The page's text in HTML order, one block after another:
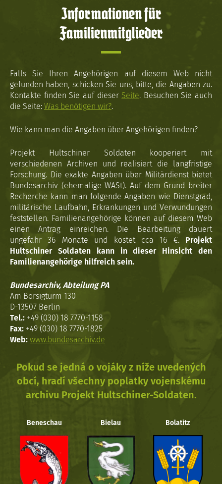
Informationen für
Familienmitglieder
Falls Sie Ihren Angehörigen auf diesem Web nicht
gefunden haben, schicken Sie uns, bitte, die Angaben zu.
Kontakte finden Sie auf dieser Seite. Besuchen Sie auch
die Seite: Was benötigen wir?.
Wie kann man die Angaben über Angehörigen finden?
Projekt Hultschiner Soldaten kooperiert mit
verschiedenen Archiven und realisiert die langfristige
Forschung. Die exakte Angaben über Militärdienst bietet
Bundesarchiv (ehemalige WASt). Auf dem Grund breiter
Recherche kann man folgende Angaben wie Dienstgrad,
militärische Laufbahn, Erkrankungen und Verwundungen
feststellen. Familienangehörige können auf diesem Web
einen Antrag einreichen. Die Bearbeitung dauert
ungefähr 36 Monate und kostet cca 16 €. Projekt
Hultschiner Soldaten kann in dieser Hinsicht den
Familienangehörige hilfreich sein.
Bundesarchiv, Abteilung PA
Am Borsigturm 130
D-13507 Berlin
Tel.: +49 (030) 18 7770-1158
Fax: +49 (030) 18 7770-1825
Web: www.bundesarchiv.de
Pokud se jedná o vojáky z níže uvedených
obcí, hradí všechny poplatky vojenskému
archivu Projekt Hultschiner-Soldaten.
Beneschau Bielau Bolatitz